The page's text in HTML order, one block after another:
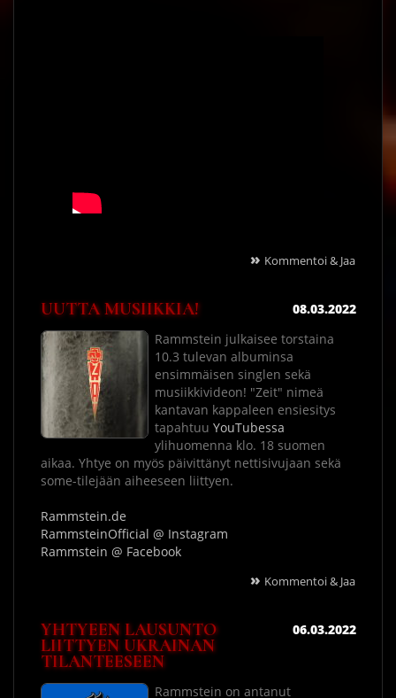
» Kommentoi & Jaa
UUTTA MUSIIKKIA!
08.03.2022
Rammstein julkaisee torstaina
10.3 tulevan albuminsa
ensimmäisen singlen sekä
musiikkivideon! "Zeit" nimeä
kantavan kappaleen ensiesitys
tapahtuu YouTubessa
ylihuomenna klo. 18 suomen
aikaa. Yhtye on myös päivittänyt nettisivujaan sekä
some-tilejään aiheeseen liittyen.
Rammstein.de
RammsteinOfficial @ Instagram
Rammstein @ Facebook
» Kommentoi & Jaa
YHTYEEN LAUSUNTO
LIITTYEN UKRAINAN
TILANTEESEEN
06.03.2022
Rammstein on antanut